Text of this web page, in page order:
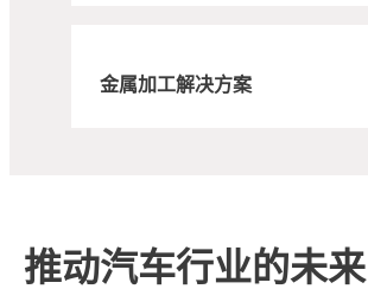
金属加工解决方案
推动汽车行业的未来